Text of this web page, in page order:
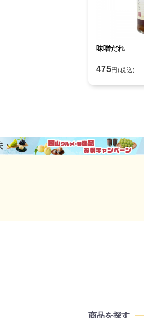
味噌だれ
475円(税込)
商品を探す